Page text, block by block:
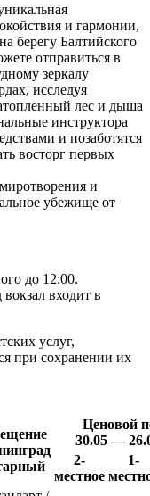
и гармонии,
берегу Балтийского
отправиться в
зеркалу
исследуя
лес и дыша
инструктора
и позаботятся
восторг первых
и
убежище от
до 12:00.
входит в
услуг,
при сохранении их
Ценовой
30.05 —
2-
местное
1-